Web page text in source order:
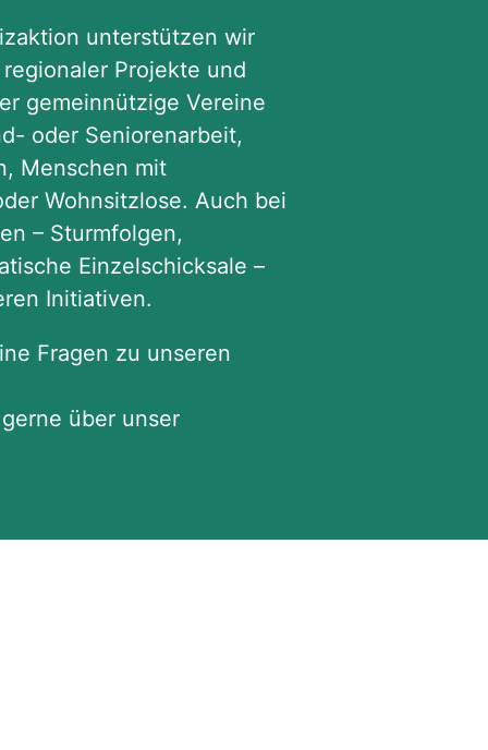
unterstützen wir
Projekte und
gemeinnützige Vereine
oder Seniorenarbeit,
Menschen mit
Wohnsitzlose. Auch bei
– Sturmfolgen,
Einzelschicksale –
Initiativen.
Fragen zu unseren
über unser